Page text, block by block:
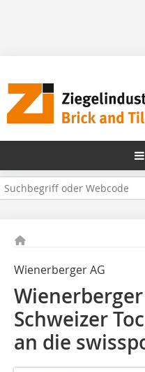
Wienerberger AG
Schweizer
an die